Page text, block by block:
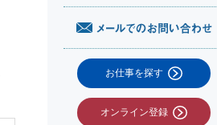
お仕事を探す
オンライン登録